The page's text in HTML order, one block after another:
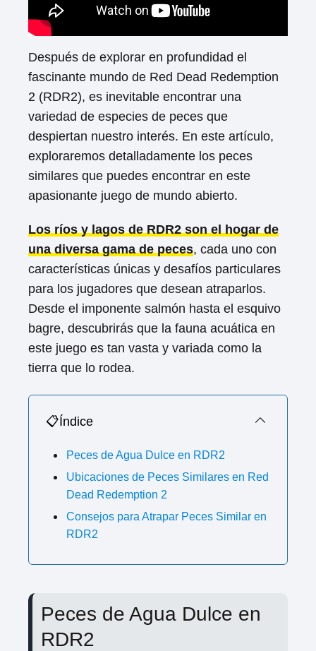
Después de explorar en profundidad el
fascinante mundo de Red Dead Redemption
2 (RDR2), es inevitable encontrar una
variedad de especies de peces que
despiertan nuestro interés. En este artículo,
exploraremos detalladamente los peces
similares que puedes encontrar en este
apasionante juego de mundo abierto.
Los ríos y lagos de RDR2 son el hogar de
una diversa gama de peces, cada uno con
características únicas y desafíos particulares
para los jugadores que desean atraparlos.
Desde el imponente salmón hasta el esquivo
bagre, descubrirás que la fauna acuática en
este juego es tan vasta y variada como la
tierra que lo rodea.
📋Índice
Peces de Agua Dulce en RDR2
Ubicaciones de Peces Similares en Red
Dead Redemption 2
Consejos para Atrapar Peces Similar en
RDR2
Peces de Agua Dulce en
RDR2